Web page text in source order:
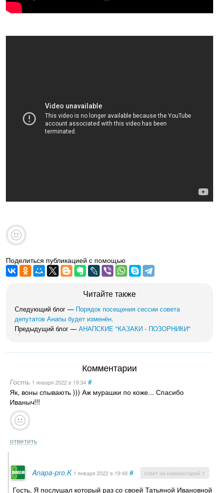
Поделиться публикацией с помощью
Читайте также
Следующий блог — Порядок посещения сессии совета
депутатов Анапы будет изменён.
Предыдущий блог — АНАПСКИЕ "КАЗАКИ - ПОЗОРНИКИ"
Комментарии
Гость 1 января 2022в 19:34 #
Як, воны спывають ))) Аж мурашки по коже... Спасибо
Иваныч!!!
ответить
Anapa-pro.K 1 января 2022в 19:48 # ответ на комментарий ↑
Гость, Я послушал который раз со своей Татьяной Ивановной